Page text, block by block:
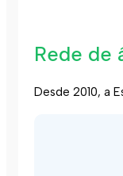
Rede de
Desde 2010, a